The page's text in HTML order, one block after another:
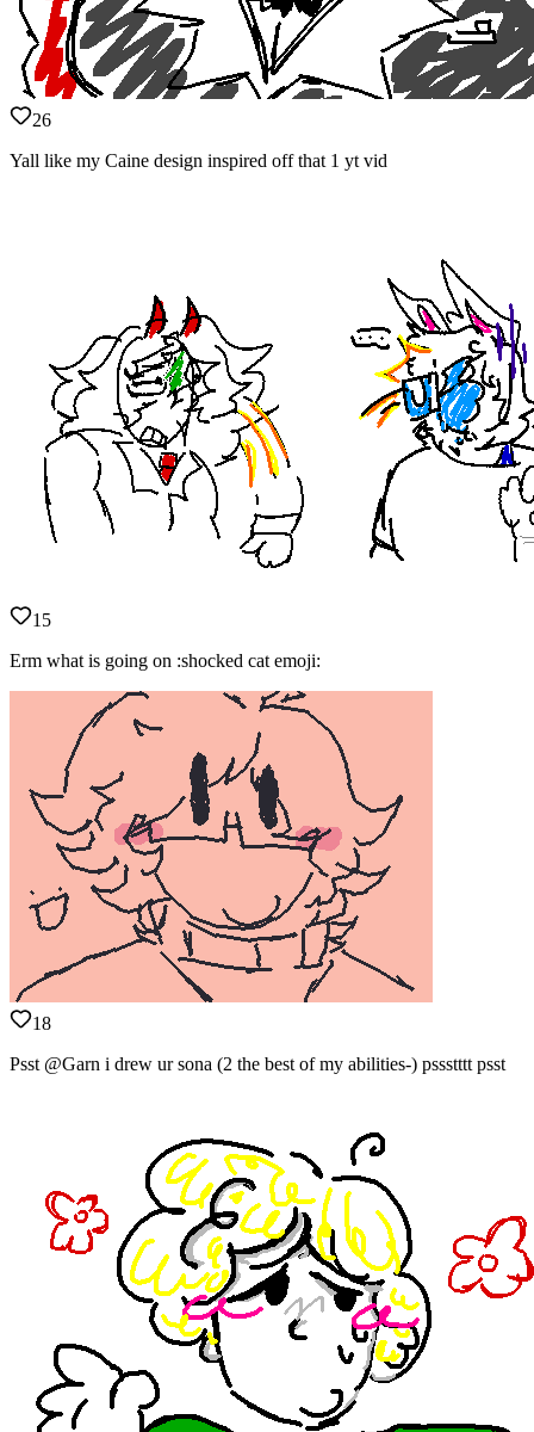
26
Yall like my Caine design inspired off that 1 yt vid
15
Erm what is going on :shocked cat emoji:
18
Psst @Garn i drew ur sona (2 the best of my abilities-) pssstttt psst